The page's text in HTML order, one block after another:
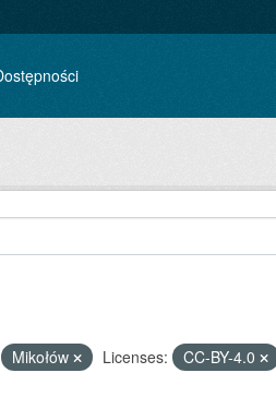
Mikołów Licenses:
CC-BY-4.0